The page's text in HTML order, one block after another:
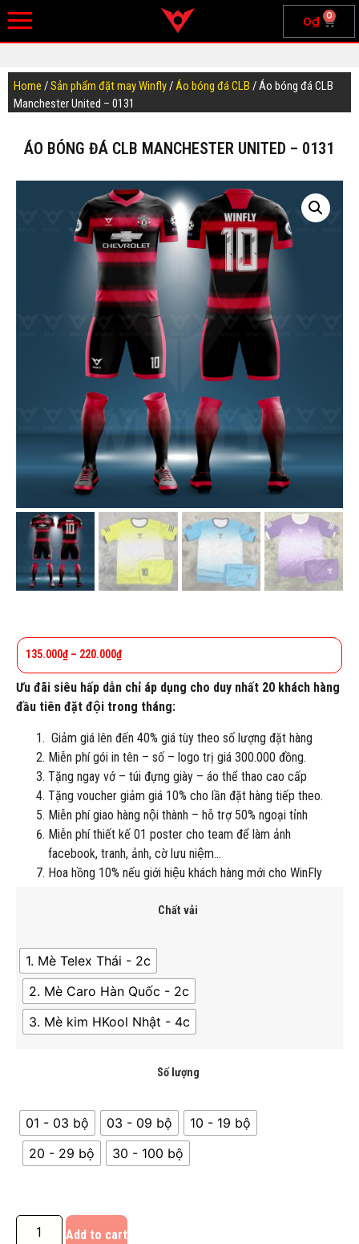
0₫ 0
Home /Sản phẩm đặt may Winfly/Áo bóng đá CLB / Áo bóng đá CLB
Manchester United – 0131
ÁO BÓNG ĐÁ CLB MANCHESTER UNITED – 0131
135.000₫ – 220.000₫
Ưu đãi siêu hấp dẫn chỉ áp dụng cho duy nhất 20 khách hàng
đầu tiên đặt đội trong tháng:
Giảm giá lên đến 40% giá tùy theo số lượng đặt hàng
Miễn phí gói in tên – số – logo trị giá 300.000 đồng.
Tặng ngay vớ – túi đựng giày – áo thể thao cao cấp
Tặng voucher giảm giá 10% cho lần đặt hàng tiếp theo.
Miễn phí giao hàng nội thành – hỗ trợ 50% ngoại tỉnh
Miễn phí thiết kế 01 poster cho team để làm ảnh
facebook, tranh, ảnh, cờ lưu niệm…
Hoa hồng 10% nếu giới hiệu khách hàng mới cho WinFly
Chất vải
1. Mè Telex Thái - 2c
2. Mè Caro Hàn Quốc - 2c
3. Mè kim HKool Nhật - 4c
Số lượng
01 - 03 bộ 03 - 09 bộ
10 - 19 bộ
20 - 29 bộ
30 - 100 bộ
Add to cart